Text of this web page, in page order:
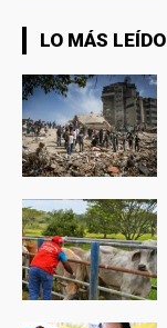
LO MÁS LEÍDO